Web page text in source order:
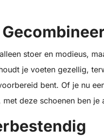
stoer en modieus,
je voeten gezellig,
bent. Of je nu
deze schoenen ben je